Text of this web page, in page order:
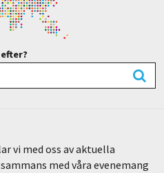
vi med oss av aktuella
med våra evenemang